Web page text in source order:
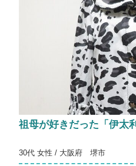
祖母が好きだった「伊太
30代 女性 / 大阪府 堺市